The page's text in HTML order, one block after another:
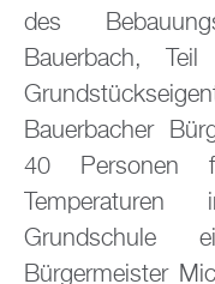
des
Bauerbach,
Bauerbacher
40 Personen
Bürgermeister